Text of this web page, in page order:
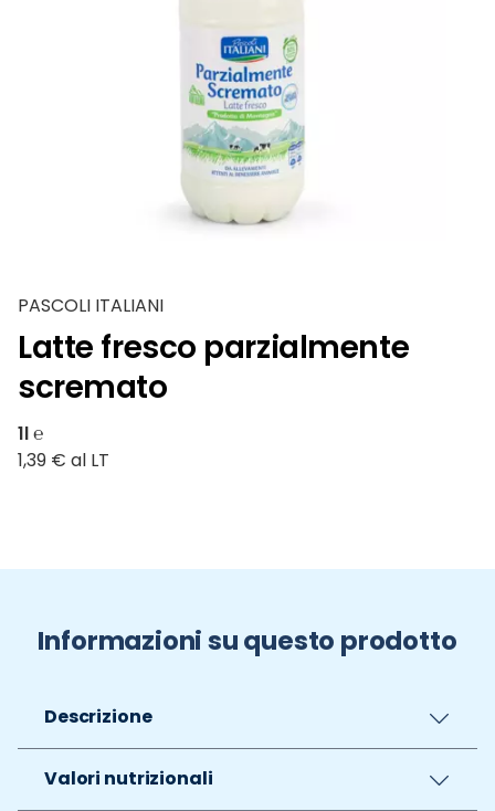
PASCOLI ITALIANI
Latte fresco parzialmente
scremato
1l ℮
1,39 € al LT
Informazioni su questo prodotto
Descrizione
Valori nutrizionali